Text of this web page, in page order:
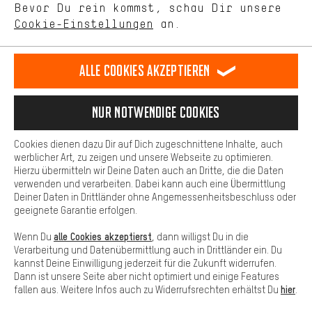
Deutsch
DE english
EN español
ES français
FR
VERTRAG WIDERRUFEN Aachener Community Affiliateprogramm
Datenschutz Allgemeine Geschäftsbedingungen
Cookie-Einstellungen Kontrast ändern
Alle Preise verstehen sich in Euro und exkl. MwSt zuzüglich
Versandkostenfür Lieferung nachUSA.
Bevor Du rein kommst, schau Dir unsere
Cookie-Einstellungen an.
unseres Shop-Angebots.
Dein Shopping-Erlebnis wird komfortabler. Mit Komfort-Cookies
stellen wir Verknüpfungen zu Social Media Plattformen her. So
können wir dir weitere nützliche Inhalte und Informationen zur
Verfügung stellen. Zudem hast du die Möglichkeit zusätzliche
Services zu nutzen, die es dir erleichtern die richtigen Produkte zu
finden. Beispielsweise bieten wir eine Chat-Funktion an, damit
Fragen schnell und unkompliziert beantwortet werden können.
Basis
Basis-Cookies gewährleisten, dass Du unsere Webseite
grundsätzlich nutzen kannst.
Alle Cookies akzeptieren
Nur Notwendige Cookies
Cookies dienen dazu Dir auf Dich zugeschnittene Inhalte, auch
werblicher Art, zu zeigen und unsere Webseite zu optimieren.
Hierzu übermitteln wir Deine Daten auch an Dritte, die die Daten
verwenden und verarbeiten. Dabei kann auch eine Übermittlung
Deiner Daten in Drittländer ohne Angemessenheitsbeschluss oder
geeignete Garantie erfolgen.
Wenn Du alle Cookies akzeptierst , dann willigst Du in die
Verarbeitung und Datenübermittlung auch in Drittländer ein. Du
kannst Deine Einwilligung jederzeit für die Zukunft widerrufen.
Dann ist unsere Seite aber nicht optimiert und einige Features
fallen aus. Weitere Infos auch zu Widerrufsrechten erhältst Du hier